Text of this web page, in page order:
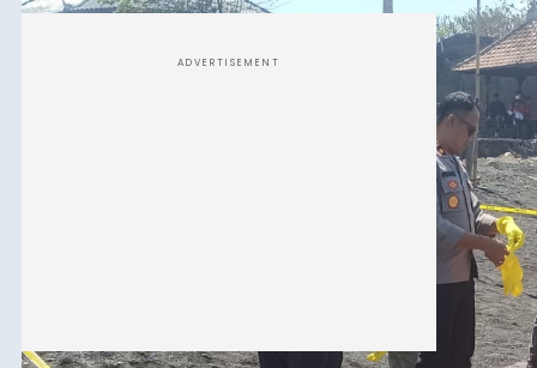
ADVERTISEMENT